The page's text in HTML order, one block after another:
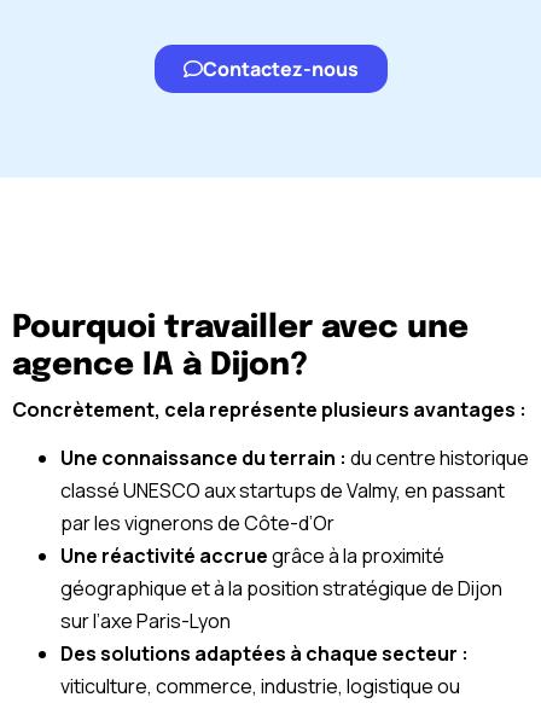
concevoir la solution la plus performante.
Contactez-nous
Pourquoi travailler avec une
agence IA à Dijon?
Concrètement, cela représente plusieurs avantages :
Une connaissance du terrain : du centre historique
classé UNESCO aux startups de Valmy, en passant
par les vignerons de Côte-d’Or
Une réactivité accruegrâce à la proximité
géographique et à la position stratégique de Dijon
sur l’axe Paris-Lyon
Des solutions adaptées à chaque secteur :
viticulture, commerce, industrie, logistique ou